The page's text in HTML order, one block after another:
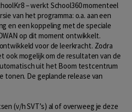
– werkt School360 momenteel
van het programma: o.a. aan een
en een koppeling met de speciale
op dit moment ontwikkelt.
voor de leerkracht. Zodra
ook mogelijk om de resultaten van de
uit het Boom testcentrum
tonen. De geplande release van
(v/h SVT’s) al of overweeg je deze